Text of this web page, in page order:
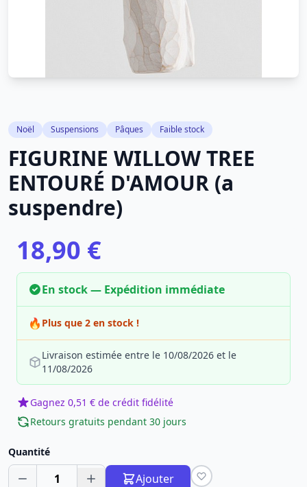
Noël Suspensions Pâques Faible stock
FIGURINE WILLOW TREE
ENTOURÉ D'AMOUR (a
suspendre)
18,90 €
En stock — Expédition immédiate
🔥 Plus que 2 en stock !
Livraison estimée entre le 10/08/2026 et le
11/08/2026
Gagnez 0,51 € de crédit fidélité
Retours gratuits pendant 30 jours
Quantité
1 Ajouter